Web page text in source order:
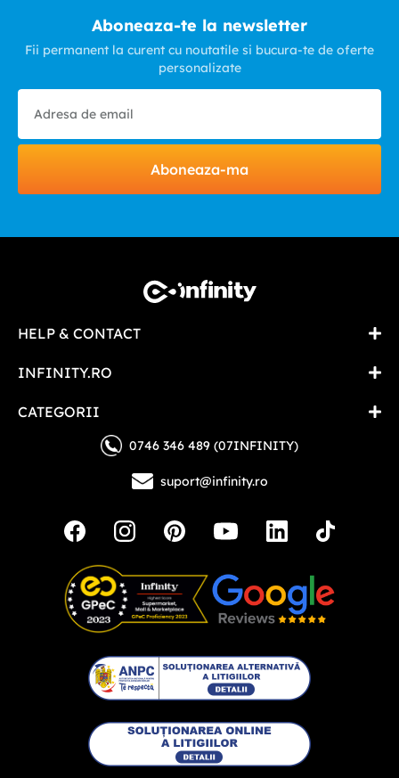
Aboneaza-te la newsletter
Fii permanent la curent cu noutatile si bucura-te de oferte
personalizate
Aboneaza-ma
HELP & CONTACT
INFINITY.RO
CATEGORII
0746 346 489 (07INFINITY)
suport@infinity.ro